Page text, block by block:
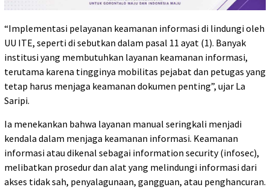
“Implementasi pelayanan keamanan informasi di lindungi oleh
UU ITE, seperti di sebutkan dalam pasal 11 ayat (1). Banyak
institusi yang membutuhkan layanan keamanan informasi,
terutama karena tingginya mobilitas pejabat dan petugas yang
tetap harus menjaga keamanan dokumen penting”, ujar La
Saripi.
Ia menekankan bahwa layanan manual seringkali menjadi
kendala dalam menjaga keamanan informasi. Keamanan
informasi atau dikenal sebagai information security (infosec),
melibatkan prosedur dan alat yang melindungi informasi dari
akses tidak sah, penyalagunaan, gangguan, atau penghancuran.